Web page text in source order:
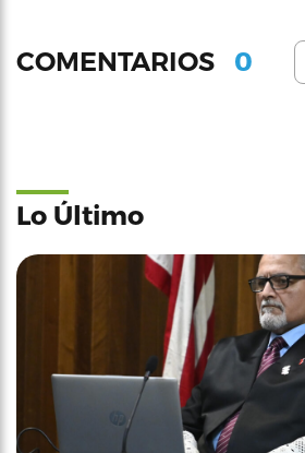
COMENTARIOS 0
Lo Último